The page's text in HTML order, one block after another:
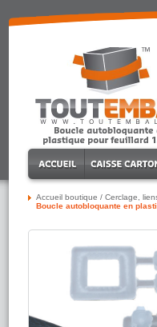
Accueil boutique / Cerclage,
Boucle autobloquante en